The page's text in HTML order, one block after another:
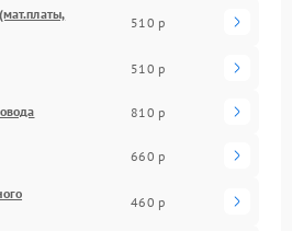
510 р
510 р
810 р
660 р
460 р